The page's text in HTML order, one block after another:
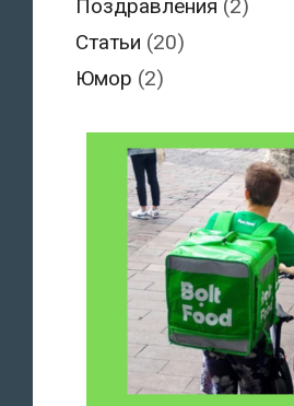
Поздравления (2)
Статьи (20)
Юмор (2)